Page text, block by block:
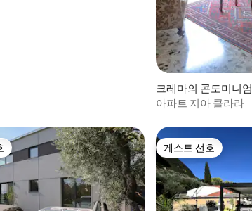
개 크레마의 콘도미니엄
아파트 지아 클라라
게스트 선호
게스트 선호